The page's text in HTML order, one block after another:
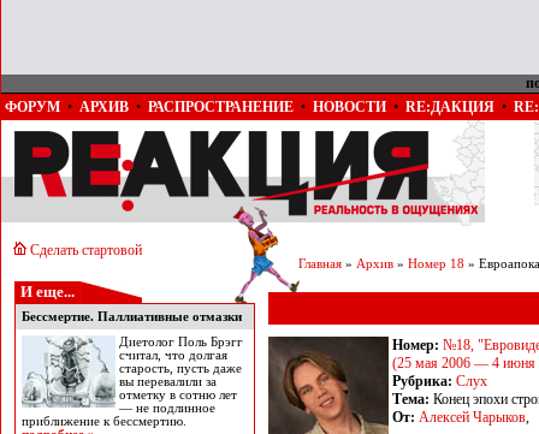
ФОРУМ • АРХИВ • РАСПРОСТРАНЕНИЕ • НОВОСТИ • RE:ДАКЦИЯ •
Сделать стартовой
И еще...
Бессмертие. Паллиативные отмазки
Диетолог Поль Брэгг
считал, что долгая
старость, пусть даже
вы перевалили за
отметку в сотню лет
— не подлинное
приближение к бессмертию.
Главная » Архив » Номер 18 »
Номер: №18,
(25 мая 2006 — 4 июня
Рубрика: Слух
Тема: Конец эпохи
От: Алексей Чарыков,